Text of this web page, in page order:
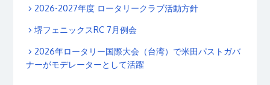
2026-2027年度 ロータリークラブ活動方針
堺フェニックスRC 7月例会
2026年ロータリー国際大会（台湾）で米田パストガバ
ナーがモデレーターとして活躍